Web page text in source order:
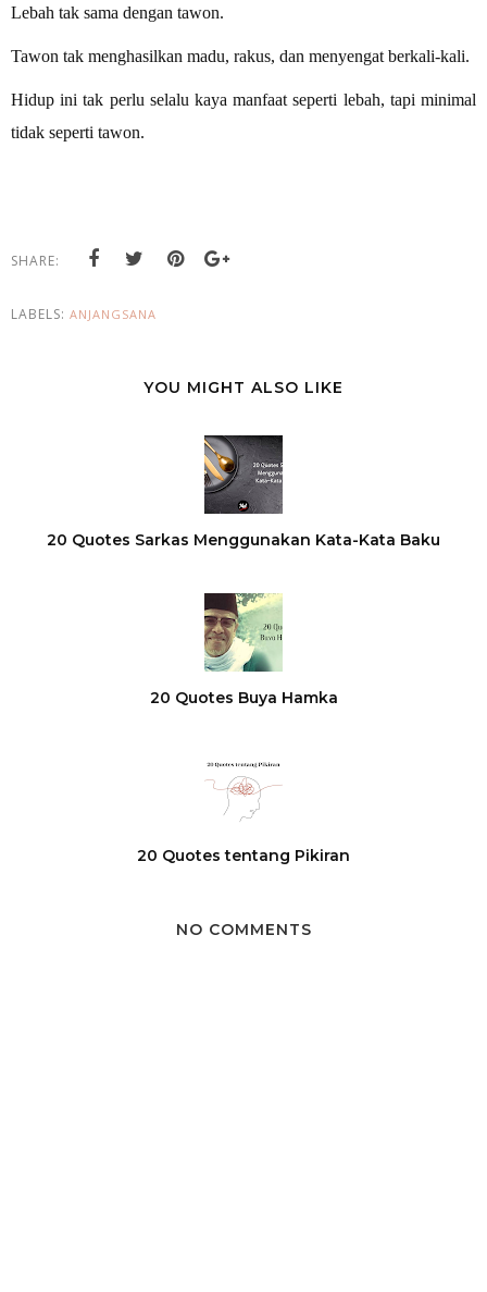
Lebah tak sama dengan tawon.
Tawon tak menghasilkan madu, rakus, dan menyengat berkali-kali.
Hidup ini tak perlu selalu kaya manfaat seperti lebah, tapi minimal
tidak seperti tawon.
SHARE:
LABELS: ANJANGSANA
YOU MIGHT ALSO LIKE
20 Quotes Sarkas Menggunakan Kata-Kata Baku
20 Quotes Buya Hamka
20 Quotes tentang Pikiran
NO COMMENTS